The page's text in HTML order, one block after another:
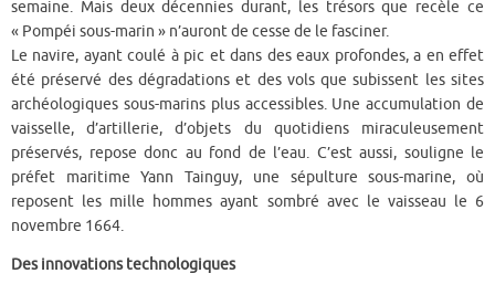
semaine. Mais deux décennies durant, les trésors que recèle ce
« Pompéi sous-marin » n’auront de cesse de le fasciner.
Le navire, ayant coulé à pic et dans des eaux profondes, a en effet
été préservé des dégradations et des vols que subissent les sites
archéologiques sous-marins plus accessibles. Une accumulation de
vaisselle, d’artillerie, d’objets du quotidiens miraculeusement
préservés, repose donc au fond de l’eau. C’est aussi, souligne le
préfet maritime Yann Tainguy, une sépulture sous-marine, où
reposent les mille hommes ayant sombré avec le vaisseau le 6
novembre 1664.
Des innovations technologiques